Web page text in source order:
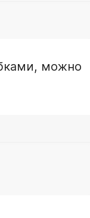
можно